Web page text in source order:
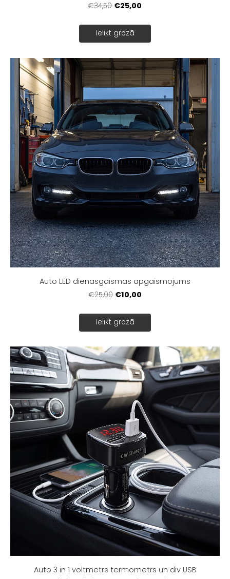
€34,50 €25,00
Ielikt grozā
Auto LED dienasgaismas apgaismojums
€25,00 €10,00
Ielikt grozā
Auto 3 in 1 voltmetrs termometrs un div USB